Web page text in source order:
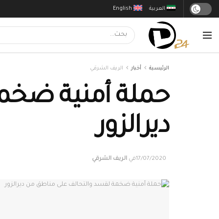
English العربية
الرئيسية أخبار الريف الشرقي
حملة أمنية
ديرالزور
17/07/2020 في الريف الشرقي